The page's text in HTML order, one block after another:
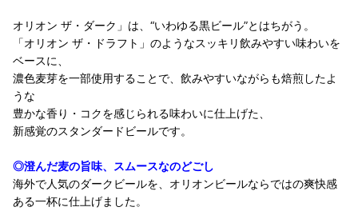
オリオン ザ・ダーク」は、“いわゆる黒ビール”とはちがう。
「オリオン ザ・ドラフト」のようなスッキリ飲みやすい味わいを
ベースに、
濃色麦芽を一部使用することで、飲みやすいながらも焙煎したよ
うな
豊かな香り・コクを感じられる味わいに仕上げた、
新感覚のスタンダードビールです。
◎澄んだ麦の旨味、スムースなのどごし
海外で人気のダークビールを、オリオンビールならではの爽快感
ある一杯に仕上げました。